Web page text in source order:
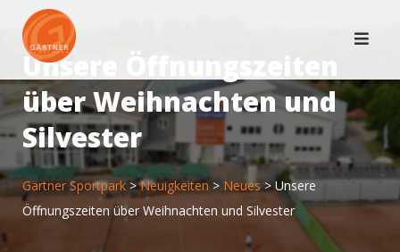
contentUnsere Öffnungszeiten
über Weihnachten und
Silvester
Gärtner Sportpark>Neuigkeiten > Neues>Unsere
Öffnungszeiten über Weihnachten und Silvester